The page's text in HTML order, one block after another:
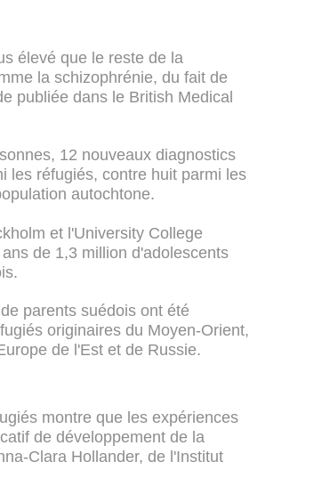
élevé que le reste de la
la schizophrénie, du fait de
publiée dans le British Medical
12 nouveaux diagnostics
les réfugiés, contre huit parmi les
autochtone.
et l'University College
de 1,3 million d'adolescents
parents suédois ont été
originaires du Moyen-Orient,
de l'Est et de Russie.
montre que les expériences
de développement de la
Clara Hollander, de l'Institut